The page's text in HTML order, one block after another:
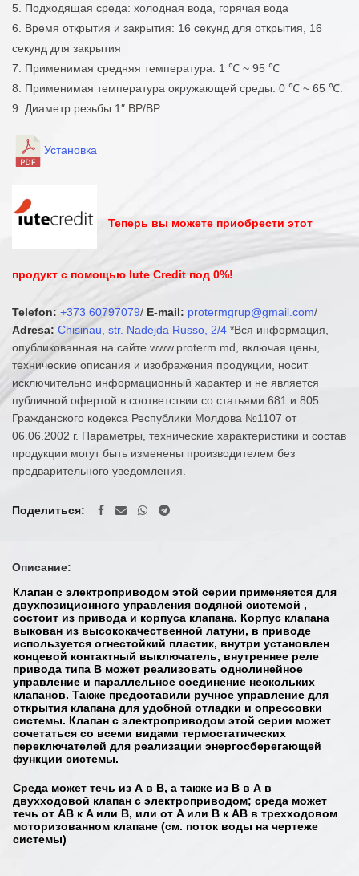
5. Подходящая среда: холодная вода, горячая вода
6. Время открытия и закрытия: 16 секунд для открытия, 16
секунд для закрытия
7. Применимая средняя температура: 1 ℃ ~ 95 ℃
8. Применимая температура окружающей среды: 0 ℃ ~ 65 ℃.
9. Диаметр резьбы 1″ ВР/ВР
Установка
Теперь вы можете приобрести этот
продукт с помощью Iute Credit под 0%!
Telefon: +373 60797079/ E-mail: protermgrup@gmail.com/
Adresa: Chisinau, str. Nadejda Russo, 2/4 *Вся информация,
опубликованная на сайте www.proterm.md, включая цены,
технические описания и изображения продукции, носит
исключительно информационный характер и не является
публичной офертой в соответствии со статьями 681 и 805
Гражданского кодекса Республики Молдова №1107 от
06.06.2002 г. Параметры, технические характеристики и состав
продукции могут быть изменены производителем без
предварительного уведомления.
Поделиться
Описание:
Клапан с электроприводом этой серии применяется для
двухпозиционного управления водяной системой ,
состоит из привода и корпуса клапана. Корпус клапана
выкован из высококачественной латуни, в приводе
используется огнестойкий пластик, внутри установлен
концевой контактный выключатель, внутреннее реле
привода типа B может реализовать однолинейное
управление и параллельное соединение нескольких
клапанов. Также предоставили ручное управление для
открытия клапана для удобной отладки и опрессовки
системы. Клапан с электроприводом этой серии может
сочетаться со всеми видами термостатических
переключателей для реализации энергосберегающей
функции системы.
Среда может течь из А в В, а также из В в А в
двухходовой клапан с электроприводом; среда может
течь от AB к A или B, или от A или B к AB в трехходовом
моторизованном клапане (см. поток воды на чертеже
системы)